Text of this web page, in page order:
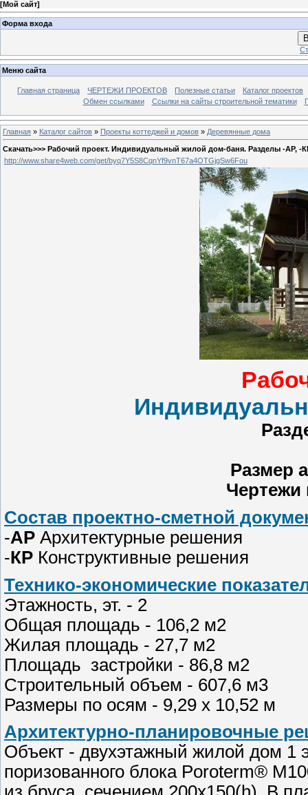
[Мой сайт]
Форма входа
Меню сайта
Главная страница ЧЕРТЕЖИ ПРОЕКТОВ Полезные статьи
Каталог проектов
Обмен ссылками
Ссылки на сайты строительной тематики
Главная » Каталог сайтов » Проекты коттеджей и домов » Деревянные дома
Скачать>>> Рабочий проект. Индивидуальный жилой дом-баня. Разделы -АР, -
http://www.share4web.com/get/byq7Y5S8CqnYf9vnT67a4OTGjgSw6Fou
Размер
Состав проектно-сметной
-АР Архитектурные решения
-КР Конструктивные решения
Технико-экономические
Этажность, эт. - 2
Общая площадь - 106,2 м2
Жилая площадь - 27,7 м2
Площадь застройки - 86,8 м2
Строительный объем - 607,6 м3
Размеры по осям - 9,29 х 10,52 м
Архитектурно-планировочные
Объект - двухэтажный жилой дом 1
поризованного блока Poroterm®